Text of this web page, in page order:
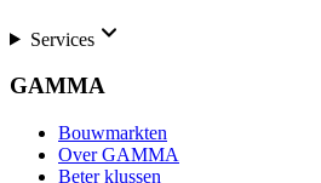
Services
GAMMA
Bouwmarkten
Over GAMMA
Beter klussen